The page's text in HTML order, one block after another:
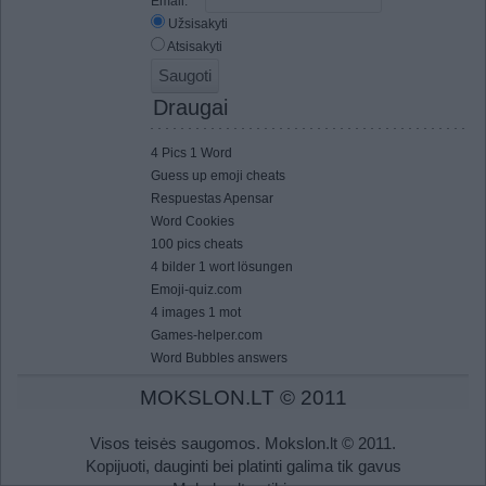
Užsisakyti
Atsisakyti
Draugai
4 Pics 1 Word
Guess up emoji cheats
Respuestas Apensar
Word Cookies
100 pics cheats
4 bilder 1 wort lösungen
Emoji-quiz.com
4 images 1 mot
Games-helper.com
Word Bubbles answers
MOKSLON.LT © 2011
Visos teisės saugomos. Mokslon.lt © 2011.
Kopijuoti, dauginti bei platinti galima tik gavus